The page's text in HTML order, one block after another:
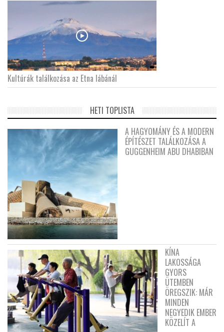
Kultúrák találkozása az Etna lábánál
HETI TOPLISTA
A HAGYOMÁNY ÉS A MODERN
ÉPÍTÉSZET TALÁLKOZÁSA A
GUGGENHEIM ABU DHABIBAN
KÍNA
LAKOSSÁGA
GYORS
ÜTEMBEN
ÖREGSZIK: MÁR
MINDEN
NEGYEDIK EMBER
KÖZELÍT A